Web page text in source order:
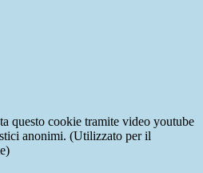
questo cookie tramite video youtube
anonimi. (Utilizzato per il